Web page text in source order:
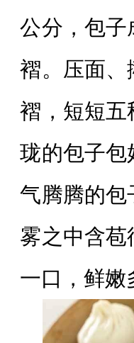
公分，包子
褶。压面、
褶，短短五
珑的包子包
气腾腾的包
雾之中含苞
一口，鲜嫩